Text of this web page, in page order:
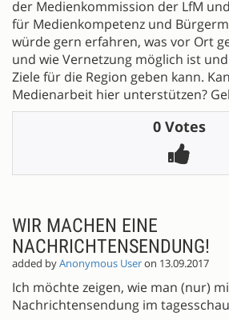
der Medienkommission der LfM
für Medienkompetenz und
würde gern erfahren, was vor Ort
und wie Vernetzung möglich ist
Ziele für die Region geben kann.
Medienarbeit hier unterstützen?
0 Votes
WIR MACHEN EINE
NACHRICHTENSENDUNG!
added byAnonymous Useron 13.09.2017
Ich möchte zeigen, wie man (nur)
Nachrichtensendung im